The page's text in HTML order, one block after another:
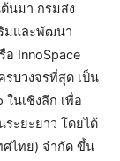
นมา กรมส่ง
ริมและพัฒนา
InnoSpace
รบวงจรที่สุด เป็น
นเชิงลึก เพื่อ
ะยะยาว โดยได้
ศไทย) จำกัด ขึ้น